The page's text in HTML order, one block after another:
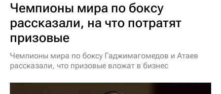
Чемпионы мира по боксу
рассказали, на что потратят
призовые
Чемпионы мира по боксу Гаджимагомедов и Атаев
рассказали, что призовые вложат в бизнес